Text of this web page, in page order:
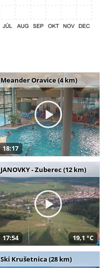
Meander Oravice (4 km)
18:17
JANOVKY - Zuberec (12 km)
17:54 19,1 °C
Ski Krušetnica (28 km)